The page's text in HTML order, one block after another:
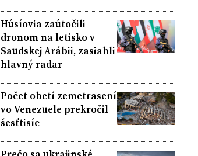
Húsíovia zaútočili
dronom na letisko v
Saudskej Arábii, zasiahli
hlavný radar
Počet obetí zemetrasení
vo Venezuele prekročil
šesťtisíc